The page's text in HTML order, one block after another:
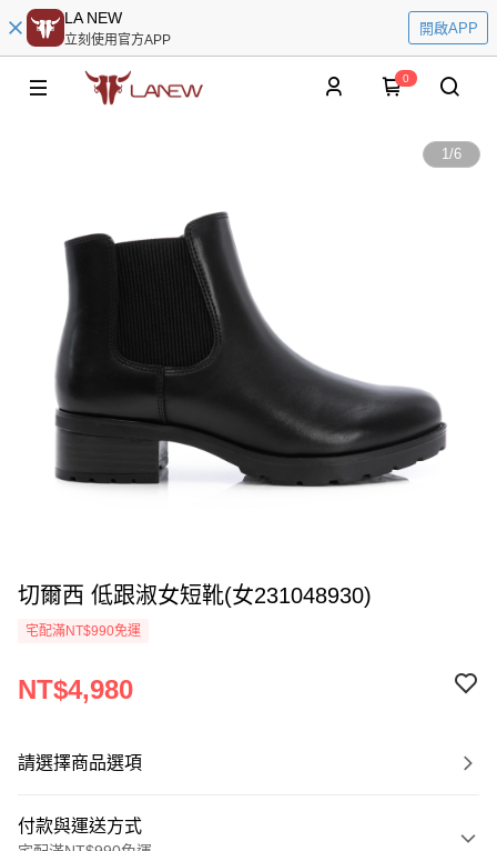
LA NEW
立刻使用官方APP
開啟APP
0
1/6
切爾西 低跟淑女短靴(女231048930)
宅配滿NT$990免運
NT$4,980
請選擇商品選項
付款與運送方式